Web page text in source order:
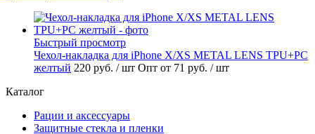
Быстрый просмотр
Чехол-накладка для iPhone X/XS METAL LENS TPU+PC
желтый 220 руб. / шт Опт от 71 руб. / шт
Каталог
Рации и аксессуары
Защитные стекла и пленки